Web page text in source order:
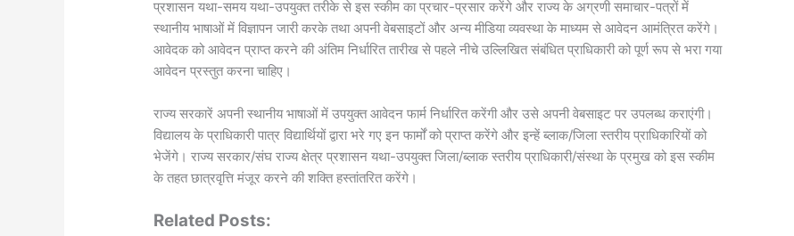
प्रशासन यथा-समय यथा-उपयुक्‍त तरीके से इस स्‍कीम का प्रचार-प्रसार करेंगे और राज्‍य के अग्रणी समाचार-पत्रों में
स्‍थानीय भाषाओं में विज्ञापन जारी करके तथा अपनी वेबसाइटों और अन्‍य मीडिया व्‍यवस्‍था के माध्‍यम से आवेदन आमंत्रित करेंगे।
आवेदक को आवेदन प्राप्‍त करने की अंतिम निर्धारित तारीख से पहले नीचे उल्लिखित संबंधित प्राधिकारी को पूर्ण रूप से भरा गया
आवेदन प्रस्‍तुत करना चाहिए।
राज्‍य सरकारें अपनी स्‍थानीय भाषाओं में उपयुक्‍त आवेदन फार्म निर्धारित करेंगी और उसे अपनी वेबसाइट पर उपलब्‍ध कराएंगी।
विद्यालय के प्राधिकारी पात्र विद्यार्थियों द्वारा भरे गए इन फार्मों को प्राप्‍त करेंगे और इन्‍हें ब्‍लाक/जिला स्‍तरीय प्राधिकारियों को
भेजेंगे। राज्‍य सरकार/संघ राज्‍य क्षेत्र प्रशासन यथा-उपयुक्‍त जिला/ब्‍लाक स्‍तरीय प्राधिकारी/संस्‍था के प्रमुख को इस स्‍कीम
के तहत छात्रवृत्ति मंजूर करने की शक्ति हस्‍तांतरित करेंगे।
Related Posts: